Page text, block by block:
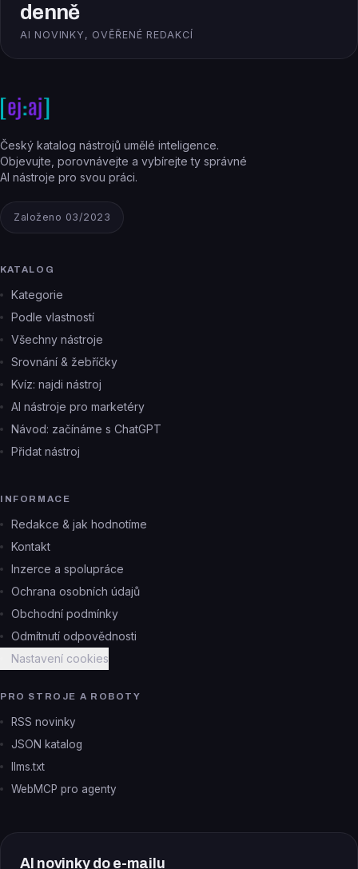
denně
AI NOVINKY, OVĚŘENÉ REDAKCÍ
Český katalog nástrojů umělé inteligence.
Objevujte, porovnávejte a vybírejte ty správné
AI nástroje pro svou práci.
Založeno 03/2023
KATALOG
Kategorie
Podle vlastností
Všechny nástroje
Srovnání & žebříčky
Kvíz: najdi nástroj
AI nástroje pro marketéry
Návod: začínáme s ChatGPT
Přidat nástroj
INFORMACE
Redakce & jak hodnotíme
Kontakt
Inzerce a spolupráce
Ochrana osobních údajů
Obchodní podmínky
Odmítnutí odpovědnosti
Nastavení cookies
PRO STROJE A ROBOTY
RSS novinky
JSON katalog
llms.txt
WebMCP pro agenty
AI novinky do e-mailu